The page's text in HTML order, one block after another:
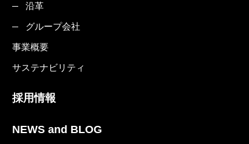
沿革
グループ会社
事業概要
サステナビリティ
採用情報
NEWS and BLOG